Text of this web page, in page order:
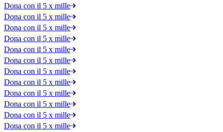
Dona con il 5 x mille
Dona con il 5 x mille
Dona con il 5 x mille
Dona con il 5 x mille
Dona con il 5 x mille
Dona con il 5 x mille
Dona con il 5 x mille
Dona con il 5 x mille
Dona con il 5 x mille
Dona con il 5 x mille
Dona con il 5 x mille
Dona con il 5 x mille